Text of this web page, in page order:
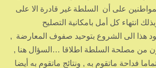
على أن السلطة غير قادرة الا على
انتهاء كل أمل بامكانية التصليح
هذا الى الشروع بتوحيد صفوف المعارضة ,
من مصلحة السلطة اطلاقا …السؤال هنا ,
فداحة ماتقوم به , ونتائج ماتقوم به أيضا